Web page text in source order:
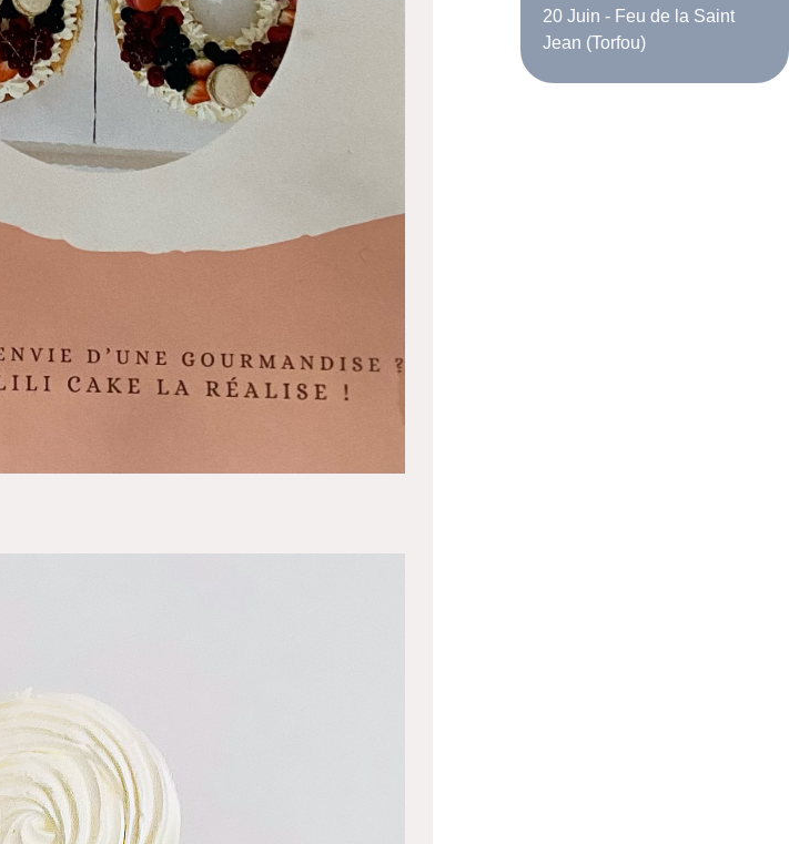
20 Juin - Feu de la Saint
Jean (Torfou)